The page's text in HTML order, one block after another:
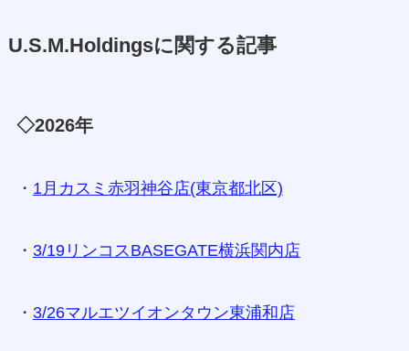
U.S.M.Holdingsに関する記事
◇2026年
・ 1月カスミ赤羽神谷店(東京都北区)
・ 3/19リンコスBASEGATE横浜関内店
・ 3/26マルエツイオンタウン東浦和店